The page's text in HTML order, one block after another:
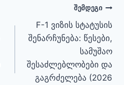
ᲨᲔᲛᲓᲔᲒᲘ
F-1 ვიზის სტატუსის
შენარჩუნება: წესები,
სამუშაო
შესაძლებლობები და
გაგრძელება (2026